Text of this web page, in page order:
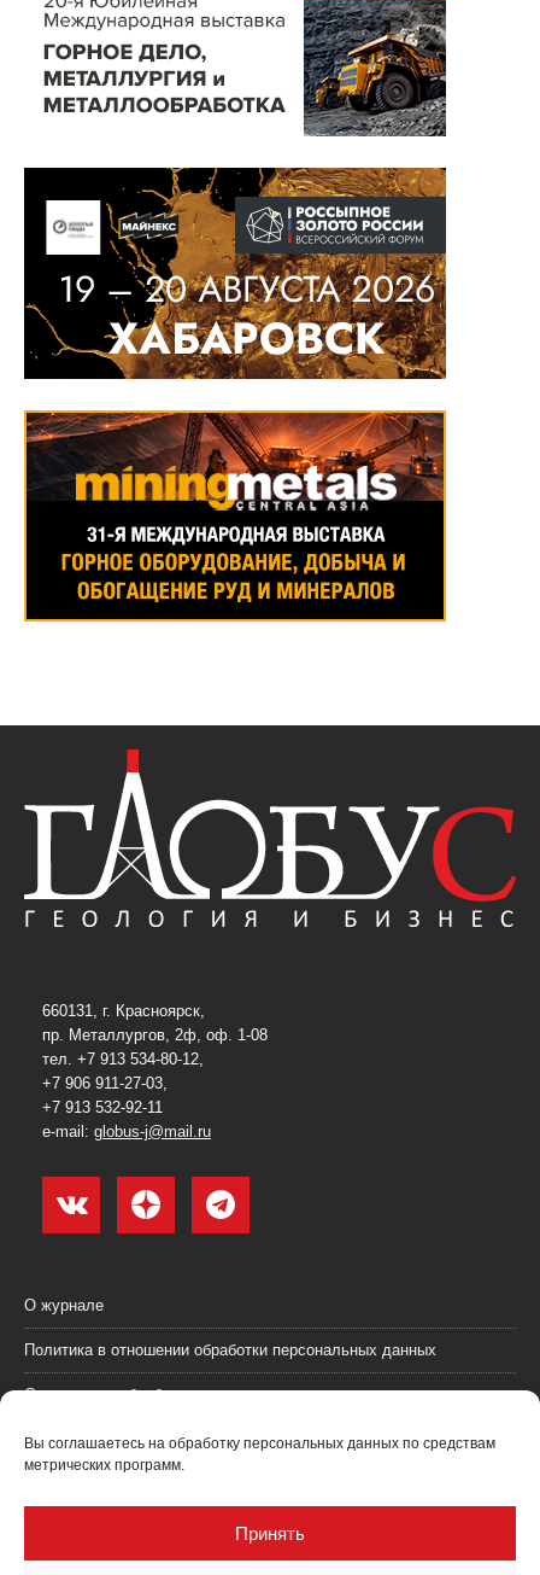
Вы соглашаетесь на обработку персональных данных по средствам
метрических программ.
Принять
660131, г. Красноярск,
пр. Металлургов, 2ф, оф. 1-08
тел. +7 913 534-80-12,
+7 906 911-27-03,
+7 913 532-92-11
e-mail: globus-j@mail.ru
О журнале
Политика в отношении обработки персональных данных
Согласие на обработку персональных данных
Пользовательское соглашение (оферта)